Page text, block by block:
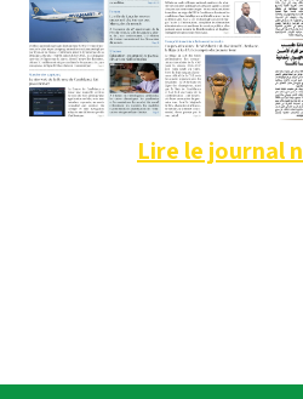
Lire le journal